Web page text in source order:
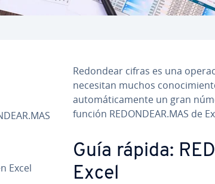
Excel
Redondear cifras es una
necesitan muchos
au­to­má­ti­ca­me­n­te un gran
función REDONDEAR.MAS de
Guía rápida:
Excel